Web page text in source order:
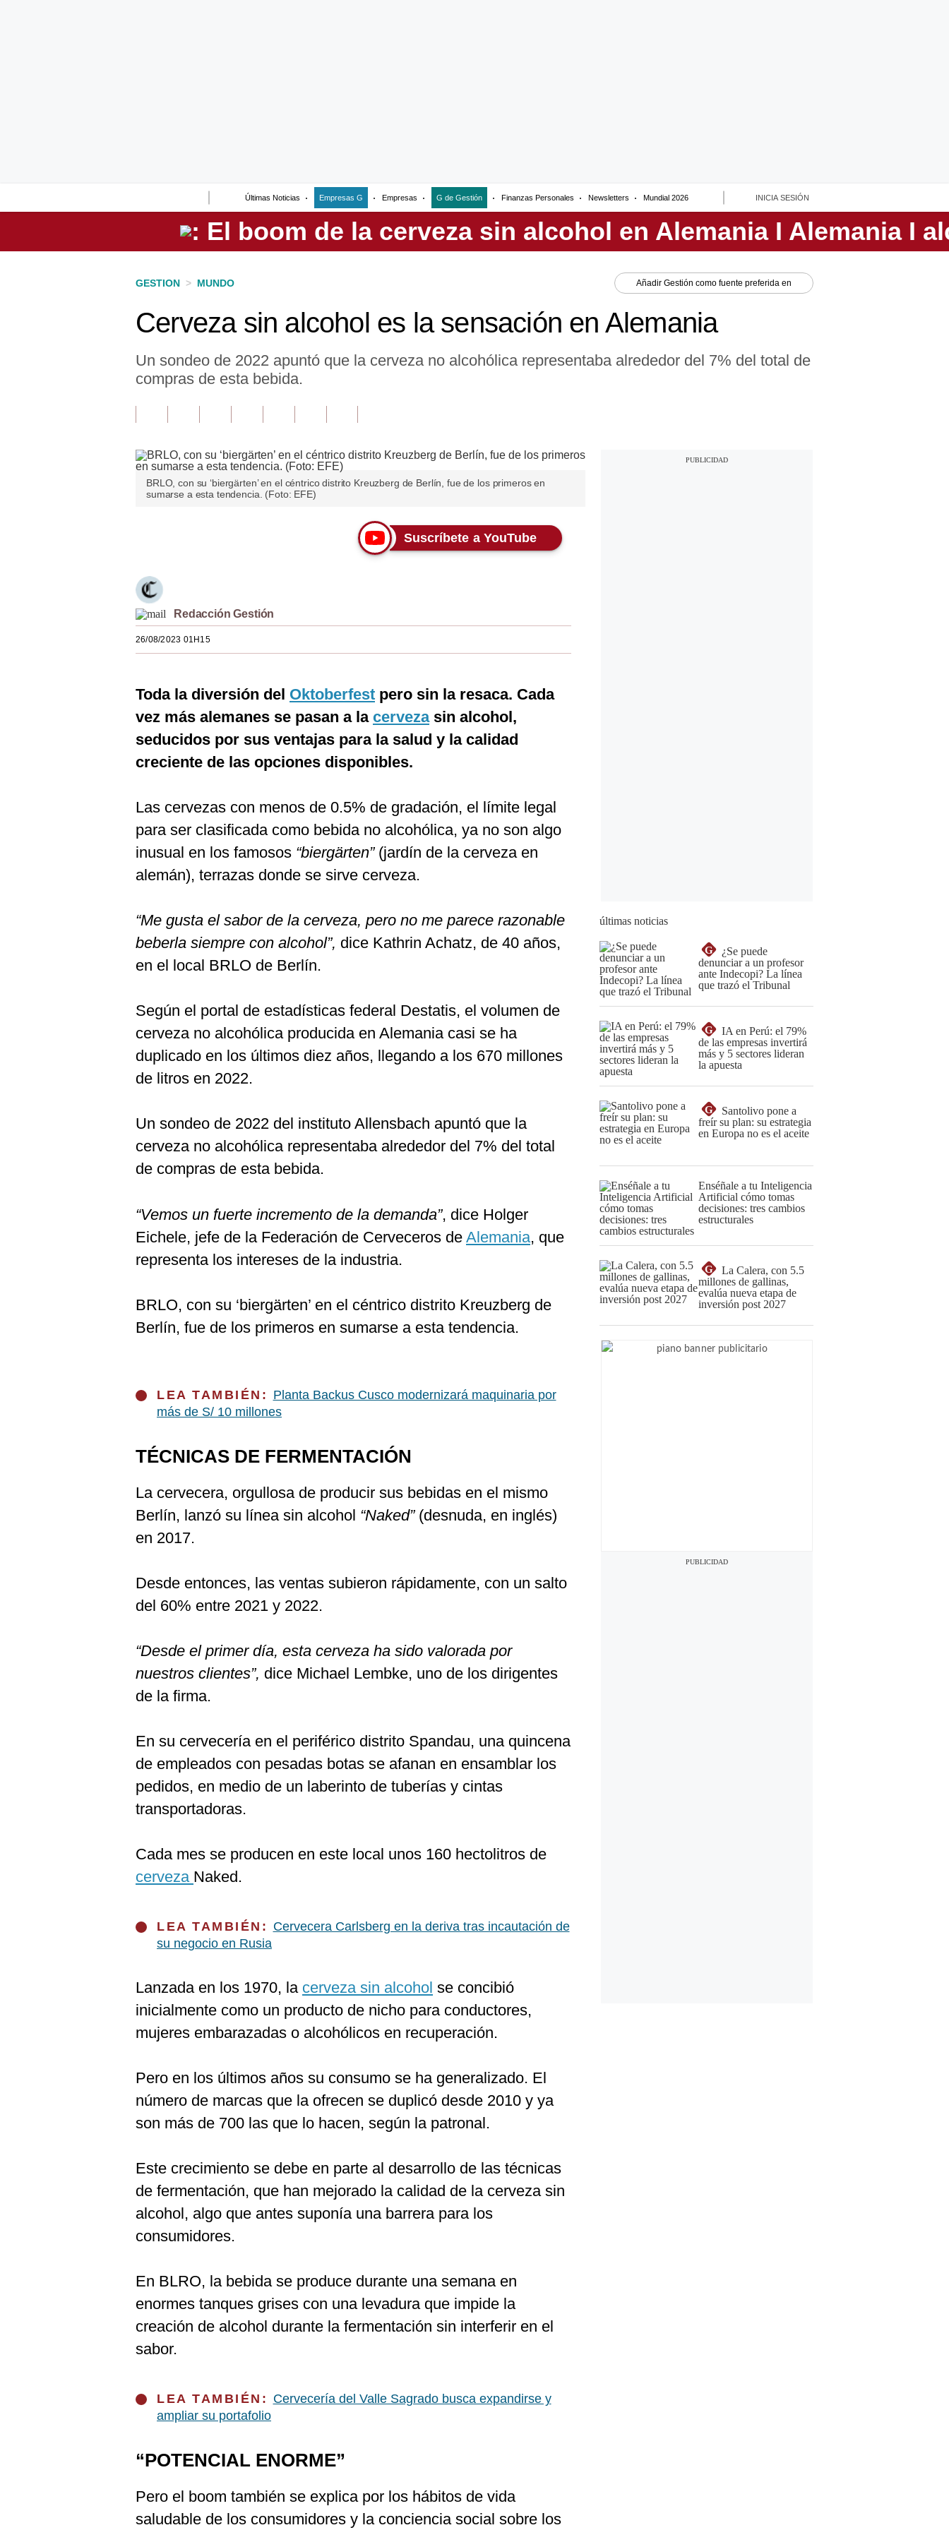
Últimas Noticias Empresas G Empresas G de Gestión Finanzas Personales Newsletters Mundial 2026 INICIA SESIÓN
Perú
GESTION > MUNDO Añadir Gestión como fuente preferida en
Cerveza sin alcohol es la sensación en Alemania
Un sondeo de 2022 apuntó que la cerveza no alcohólica representaba alrededor del 7% del total de
compras de esta bebida.
BRLO, con su ‘biergärten’ en el céntrico distrito Kreuzberg de Berlín, fue de los primeros en
sumarse a esta tendencia. (Foto: EFE)
Suscríbete a YouTube
Redacción Gestión
26/08/2023 01H15
Toda la diversión del Oktoberfest pero sin la resaca. Cada
vez más alemanes se pasan a la cervezasin alcohol,
seducidos por sus ventajas para la salud y la calidad
creciente de las opciones disponibles.
Las cervezas con menos de 0.5% de gradación, el límite legal
para ser clasificada como bebida no alcohólica, ya no son algo
inusual en los famosos “biergärten”(jardín de la cerveza en
alemán), terrazas donde se sirve cerveza.
“Me gusta el sabor de la cerveza, pero no me parece razonable
beberla siempre con alcohol”, dice Kathrin Achatz, de 40 años,
en el local BRLO de Berlín.
Según el portal de estadísticas federal Destatis, el volumen de
cerveza no alcohólica producida en Alemania casi se ha
duplicado en los últimos diez años, llegando a los 670 millones
de litros en 2022.
Un sondeo de 2022 del instituto Allensbach apuntó que la
cerveza no alcohólica representaba alrededor del 7% del total
de compras de esta bebida.
“Vemos un fuerte incremento de la demanda”, dice Holger
Eichele, jefe de la Federación de Cerveceros de Alemania, que
representa los intereses de la industria.
BRLO, con su ‘biergärten’ en el céntrico distrito Kreuzberg de
Berlín, fue de los primeros en sumarse a esta tendencia.
LEA TAMBIÉN: Planta Backus Cusco modernizará maquinaria por
más de S/ 10 millones
TÉCNICAS DE FERMENTACIÓN
La cervecera, orgullosa de producir sus bebidas en el mismo
Berlín, lanzó su línea sin alcohol “Naked” (desnuda, en inglés)
en 2017.
Desde entonces, las ventas subieron rápidamente, con un salto
del 60% entre 2021 y 2022.
“Desde el primer día, esta cerveza ha sido valorada por
nuestros clientes”, dice Michael Lembke, uno de los dirigentes
de la firma.
En su cervecería en el periférico distrito Spandau, una quincena
de empleados con pesadas botas se afanan en ensamblar los
pedidos, en medio de un laberinto de tuberías y cintas
transportadoras.
Cada mes se producen en este local unos 160 hectolitros de
cerveza Naked.
LEA TAMBIÉN: Cervecera Carlsberg en la deriva tras incautación de
su negocio en Rusia
Lanzada en los 1970, la cerveza sin alcohol se concibió
inicialmente como un producto de nicho para conductores,
mujeres embarazadas o alcohólicos en recuperación.
Pero en los últimos años su consumo se ha generalizado. El
número de marcas que la ofrecen se duplicó desde 2010 y ya
son más de 700 las que lo hacen, según la patronal.
Este crecimiento se debe en parte al desarrollo de las técnicas
de fermentación, que han mejorado la calidad de la cerveza sin
alcohol, algo que antes suponía una barrera para los
consumidores.
En BLRO, la bebida se produce durante una semana en
enormes tanques grises con una levadura que impide la
creación de alcohol durante la fermentación sin interferir en el
sabor.
LEA TAMBIÉN: Cervecería del Valle Sagrado busca expandirse y
ampliar su portafolio
“POTENCIAL ENORME”
Pero el boom también se explica por los hábitos de vida
saludable de los consumidores y la conciencia social sobre los
últimas noticias
G
¿Se puede
denunciar a un profesor
ante Indecopi? La línea
que trazó el Tribunal
G
IA en Perú: el 79%
de las empresas invertirá
más y 5 sectores lideran
la apuesta
G
Santolivo pone a
freír su plan: su estrategia
en Europa no es el aceite
Enséñale a tu Inteligencia
Artificial cómo tomas
decisiones: tres cambios
estructurales
G
La Calera, con 5.5
millones de gallinas,
evalúa nueva etapa de
inversión post 2027